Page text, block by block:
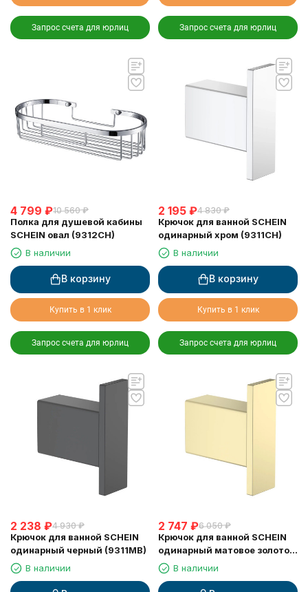
Запрос счета для юрлиц Запрос счета для юрлиц
4 799 ₽10 560 ₽
Полка для душевой кабины
SCHEIN овал (9312CH)
В наличии
В корзину
Купить в 1 клик
Запрос счета для юрлиц
2 195 ₽4 830 ₽
Крючок для ванной SCHEIN
одинарный хром (9311CH)
В наличии
В корзину
Купить в 1 клик
Запрос счета для юрлиц
2 238 ₽4 930 ₽
Крючок для ванной SCHEIN
одинарный черный (9311MB)
В наличии
2 747 ₽6 050 ₽
Крючок для ванной SCHEIN
одинарный матовое золото
(9311BG)
В наличии